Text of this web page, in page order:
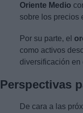
Oriente Medio
sobre los precios
Por su parte, el
como activos
diversificación en
Perspectivas
De cara a las